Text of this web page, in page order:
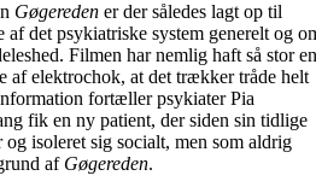
Gøgereden er der således lagt op til
af det psykiatriske system generelt og
Filmen har nemlig haft så stor en
af elektrochok, at det trækker tråde helt
fortæller psykiater Pia
fik en ny patient, der siden sin tidlige
isoleret sig socialt, men som aldrig
af Gøgereden.